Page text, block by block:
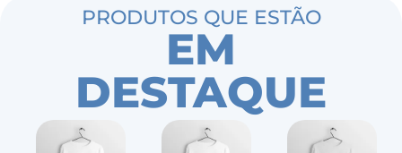
PRODUTOS QUE ESTÃO
EM
DESTAQUE